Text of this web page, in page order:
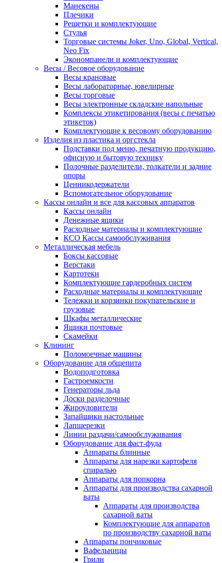
Манекены
Плечики
Решетки и комплектующие
Стулья
Торговые системы Joker, Uno, Global, Vertical,
Neo Fix
Экономпанели и комплектующие
Весы / Весовое оборудование
Весы крановые
Весы лабораторные, ювелирные
Весы торговые
Весы электронные складские напольные
Комплексы этикетирования (весы с печатью
этикеток)
Комплектующие к весовому оборудованию
Изделия из пластика и оргстекла
Подставки под меню, печатную продукцию,
офисную и бытовую технику
Полочные разделители, толкатели и задние
опоры
Ценникодержатели
Вспомогательное оборудование
Кассы онлайн и все для кассовых аппаратов
Кассы онлайн
Денежные ящики
Расходные материалы и комплектующие
КСО Кассы самообслуживания
Металлическая мебель
Боксы кассовые
Верстаки
Картотеки
Комплектующие гардеробных систем
Расходные материалы и комплектующие
Тележки и корзинки покупательские и
грузовые
Шкафы металлические
Ящики почтовые
Скамейки
Клининг
Поломоечные машины
Оборудование для общепита
Водоподготовка
Гастроемкости
Генераторы льда
Доски разделочные
Жироуловители
Запайщики настольные
Лапшерезки
Линии раздачи/самообслуживания
Оборудование для фаст-фуда
Аппараты блинные
Аппараты для нарезки картофеля
спиралью
Аппараты для попкорна
Аппараты для производства сахарной
ваты
Аппараты для производства
сахарной ваты
Комплектующие для аппаратов
по производству сахарной ваты
Аппараты пончиковые
Вафельницы
Грили